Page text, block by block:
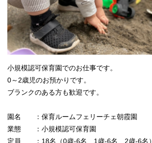
小規模認可保育園でのお仕事です。
0～2歳児のお預かりです。
ブランクのある方も歓迎です。
園名 ：保育ルームフェリーチェ朝霞園
業態 ：小規模認可保育園
定員 ：18名（0歳-6名 1歳-6名 2歳-6名）